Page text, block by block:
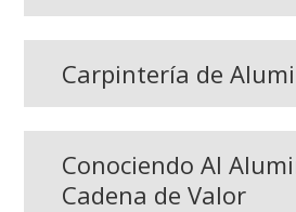
Carpintería de
Conociendo Al
Cadena de Valor